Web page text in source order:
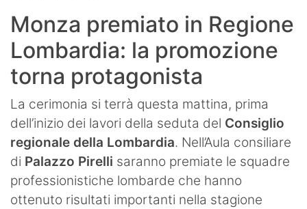
Monza premiato in Regione
Lombardia: la promozione
torna protagonista
La cerimonia si terrà questa mattina, prima
dell’inizio dei lavori della seduta del Consiglio
regionale della Lombardia. Nell’Aula consiliare
di Palazzo Pirelli saranno premiate le squadre
professionistiche lombarde che hanno
ottenuto risultati importanti nella stagione